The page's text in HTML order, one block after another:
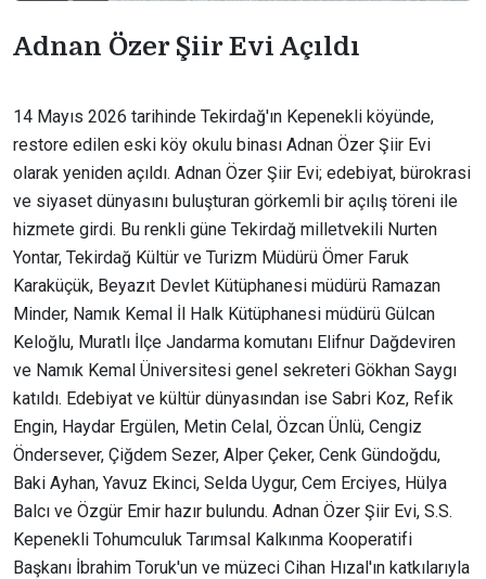
Adnan Özer Şiir Evi Açıldı
14 Mayıs 2026 tarihinde Tekirdağ'ın Kepenekli köyünde,
restore edilen eski köy okulu binası Adnan Özer Şiir Evi
olarak yeniden açıldı. Adnan Özer Şiir Evi; edebiyat, bürokrasi
ve siyaset dünyasını buluşturan görkemli bir açılış töreni ile
hizmete girdi. Bu renkli güne Tekirdağ milletvekili Nurten
Yontar, Tekirdağ Kültür ve Turizm Müdürü Ömer Faruk
Karaküçük, Beyazıt Devlet Kütüphanesi müdürü Ramazan
Minder, Namık Kemal İl Halk Kütüphanesi müdürü Gülcan
Keloğlu, Muratlı İlçe Jandarma komutanı Elifnur Dağdeviren
ve Namık Kemal Üniversitesi genel sekreteri Gökhan Saygı
katıldı. Edebiyat ve kültür dünyasından ise Sabri Koz, Refik
Engin, Haydar Ergülen, Metin Celal, Özcan Ünlü, Cengiz
Öndersever, Çiğdem Sezer, Alper Çeker, Cenk Gündoğdu,
Baki Ayhan, Yavuz Ekinci, Selda Uygur, Cem Erciyes, Hülya
Balcı ve Özgür Emir hazır bulundu. Adnan Özer Şiir Evi, S.S.
Kepenekli Tohumculuk Tarımsal Kalkınma Kooperatifi
Başkanı İbrahim Toruk'un ve müzeci Cihan Hızal'ın katkılarıyla